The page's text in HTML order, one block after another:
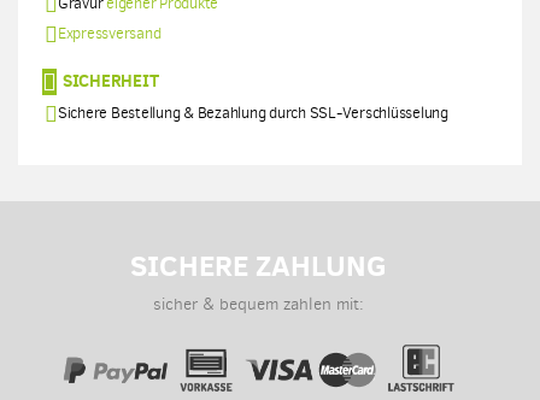
Expressversand
SICHERHEIT
Sichere Bestellung & Bezahlung durch SSL-Verschlüsselung
SICHERE ZAHLUNG
sicher & bequem zahlen mit: